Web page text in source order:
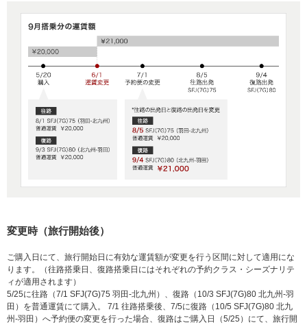
変更時（旅行開始後）
ご購入日にて、旅行開始日に有効な運賃額が変更を行う区間に対して適用にな
ります。（往路搭乗日、復路搭乗日にはそれぞれの予約クラス・シーズナリテ
ィが適用されます）
5/25に往路（7/1 SFJ(7G)75 羽田-北九州）、復路（10/3 SFJ(7G)80 北九州-羽
田）を普通運賃にて購入。 7/1 往路搭乗後、7/5に復路（10/5 SFJ(7G)80 北九
州-羽田）へ予約便の変更を行った場合、復路はご購入日（5/25）にて、旅行開